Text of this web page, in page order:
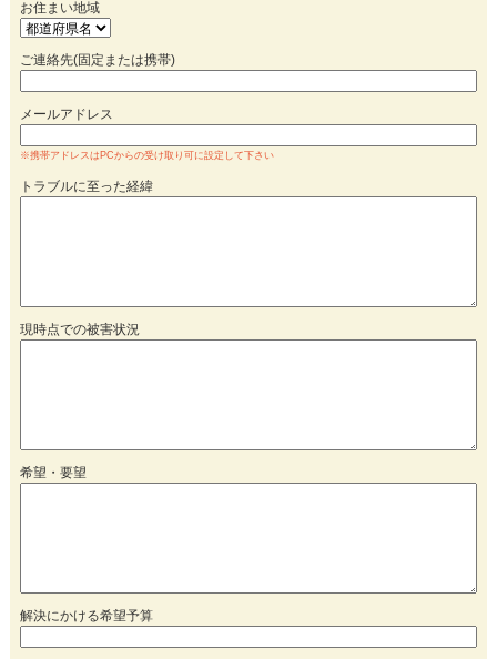
お住まい地域
ご連絡先(固定または携帯)
メールアドレス
※携帯アドレスはPCからの受け取り可に設定して下さい
トラブルに至った経緯
現時点での被害状況
希望・要望
解決にかける希望予算